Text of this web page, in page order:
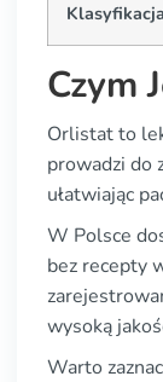
Czym
Orlistat to
prowadzi do
ułatwiając
W Polsce
bez recepty
wysoką
Warto